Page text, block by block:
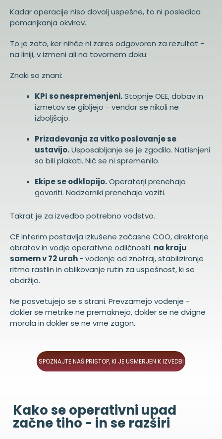
Kadar operacije niso dovolj uspešne, to ni posledica
pomanjkanja okvirov.
To je zato, ker nihče ni zares odgovoren za rezultat -
na liniji, v izmeni ali na tovornem doku.
Znaki so znani:
KPI so nespremenjeni.Stopnje OEE, dobav in
izmetov se gibljejo - vendar se nikoli ne
izboljšajo.
Prizadevanja za vitko poslovanje se
ustavijo.Usposabljanje se je zgodilo. Natisnjeni
so bili plakati. Nič se ni spremenilo.
Ekipe se odklopijo.Operaterji prenehajo
govoriti. Nadzorniki prenehajo voziti.
Takrat je za izvedbo potrebno vodstvo.
CE Interim postavlja izkušene začasne COO, direktorje
obratov in vodje operativne odličnosti. na kraju
samem v 72 urah -vodenje od znotraj, stabiliziranje
ritma rastlin in oblikovanje rutin za uspešnost, ki se
obdržijo.
Ne posvetujejo se s strani. Prevzamejo vodenje -
dokler se metrike ne premaknejo, dokler se ne dvigne
morala in dokler se ne vrne zagon.
SPOZNAJTE NAŠ PRISTOP, KI JE USMERJEN K IZVEDBI
Kako se operativni upad
začne tiho - in se razširi